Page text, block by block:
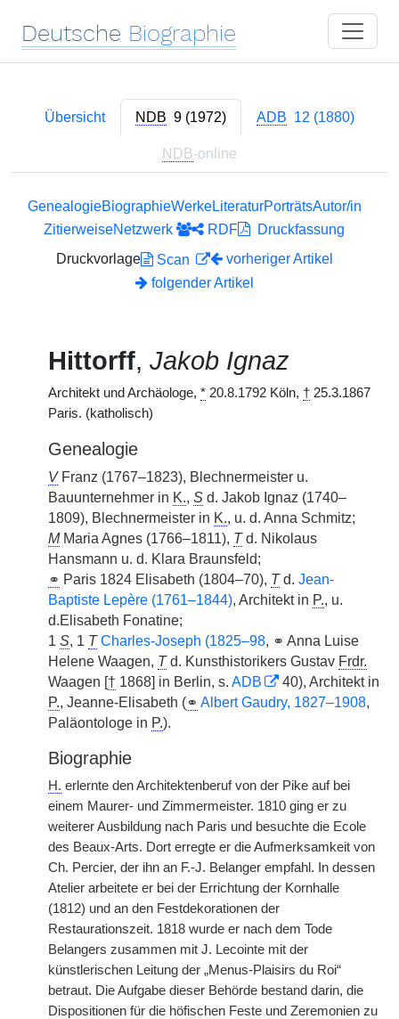
Deutsche Biographie
Übersicht NDB 9 (1972) ADB 12 (1880)
NDB-online
GenealogieBiographieWerkeLiteraturPorträtsAutor/in
ZitierweiseNetzwerk RDF
Druckfassung
Druckvorlage
Scan
vorheriger Artikel
folgender Artikel
Hittorff, Jakob Ignaz
Architekt und Archäologe, * 20.8.1792 Köln, † 25.3.1867
Paris. (katholisch)
Genealogie
VFranz (1767–1823), Blechnermeister u.
Bauunternehmer in K., S d. Jakob Ignaz (1740–
1809), Blechnermeister in K., u. d. Anna Schmitz;
MMaria Agnes (1766–1811), Td. Nikolaus
Hansmann u. d. Klara Braunsfeld;
⚭ Paris 1824 Elisabeth (1804–70), Td. Jean-
Baptiste Lepère (1761–1844), Architekt in P., u.
d.Elisabeth Fonatine;
1 S, 1 T Charles-Joseph (1825–98, ⚭ Anna Luise
Helene Waagen, Td. Kunsthistorikers Gustav Frdr.
Waagen [† 1868] in Berlin, s. ADB
40), Architekt in
P., Jeanne-Elisabeth (⚭ Albert Gaudry, 1827–1908,
Paläontologe in P.).
Biographie
H. erlernte den Architektenberuf von der Pike auf bei
einem Maurer- und Zimmermeister. 1810 ging er zu
weiterer Ausbildung nach Paris und besuchte die Ecole
des Beaux-Arts. Dort erregte er die Aufmerksamkeit von
Ch. Percier, der ihn an F.-J. Belanger empfahl. In dessen
Atelier arbeitete er bei der Errichtung der Kornhalle
(1812) und an den Festdekorationen der
Restaurationszeit. 1818 wurde er nach dem Tode
Belangers zusammen mit J. Lecointe mit der
künstlerischen Leitung der „Menus-Plaisirs du Roi“
betraut. Die Aufgabe dieser Behörde bestand darin, die
Dispositionen für die höfischen Feste und Zeremonien zu